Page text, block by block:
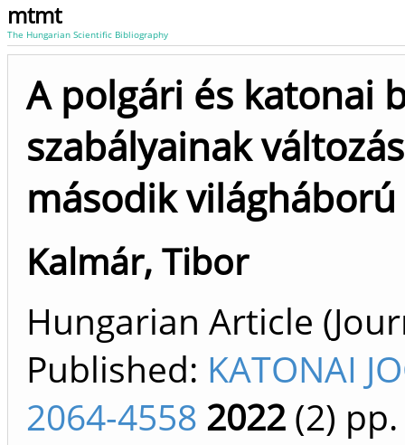
mtmt
The Hungarian Scientific Bibliography
A polgári és katonai
szabályainak
második
Kalmár, Tibor
Hungarian Article
Published: KATONAI
2064-4558 2022 (2)